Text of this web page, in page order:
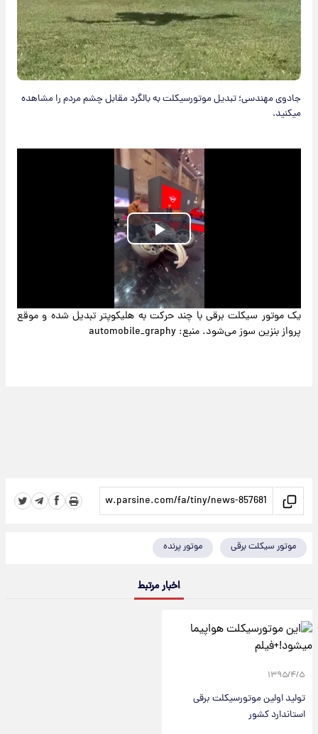
جادوی مهندسی؛ تبدیل موتورسیکلت به بالگرد مقابل چشم مردم را مشاهده
میکنید.
Play
Video
یک موتور سیکلت برقی با چند حرکت به هلیکوپتر تبدیل شده و موقع
پرواز بنزین سوز می‌شود. منبع: automobile_graphy
موتور سیکلت برقی موتور پرنده
اخبار مرتبط
۱۳۹۵/۴/۵
تولید اولین موتورسیکلت برقی
استاندارد کشور